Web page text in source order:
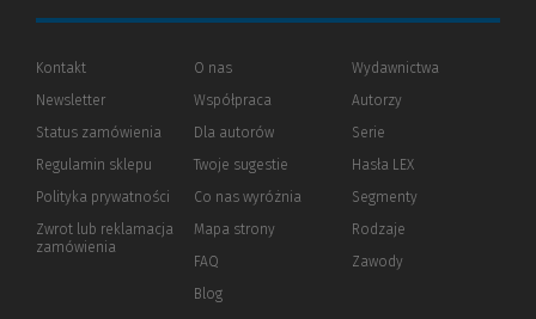
Kontakt
Newsletter
Status zamówienia
Regulamin sklepu
Polityka prywatności (Nowe
(Link
innej
Zwrot lub reklamacja
zamówienia
O nas
Współpraca
Dla autorów(Nowe
(Link
innej
Twoje sugestie
Co nas wyróżnia
Mapa strony
FAQ
Blog
Wydawnictwa
Autorzy
Serie
Hasła LEX
Segmenty
Rodzaje
Zawody